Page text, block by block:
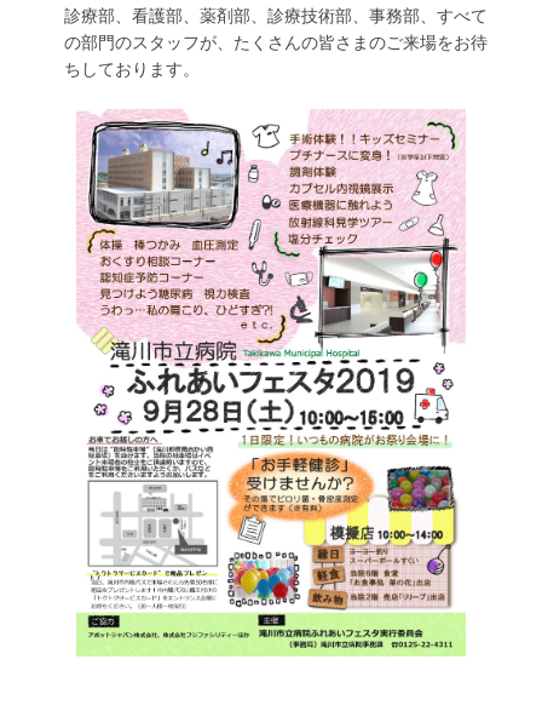
診療受付時間
サイトマップ
診療部、看護部、薬剤部、診療技術部、事務部、すべて
の部門のスタッフが、たくさんの皆さまのご来場をお待
ちしております。